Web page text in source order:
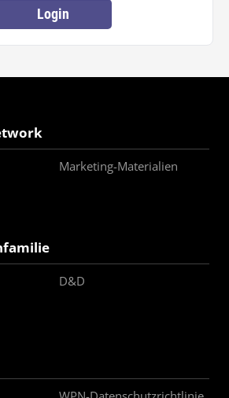
Login
Marketing-Materialien
D&D